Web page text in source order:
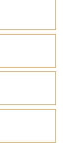
ou plusieurs
DTOURest à
ou de retirer
vue de les
où le client